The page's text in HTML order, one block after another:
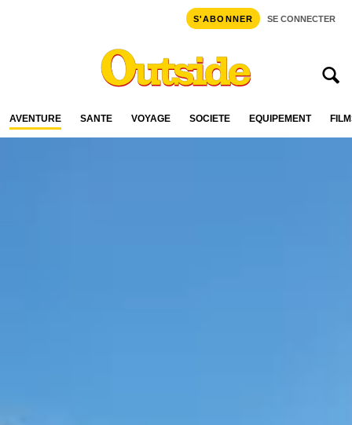
S'ABONNER SE CONNECTER
AVENTURE SANTÉ VOYAGE SOCIÉTÉ ÉQUIPEMENT